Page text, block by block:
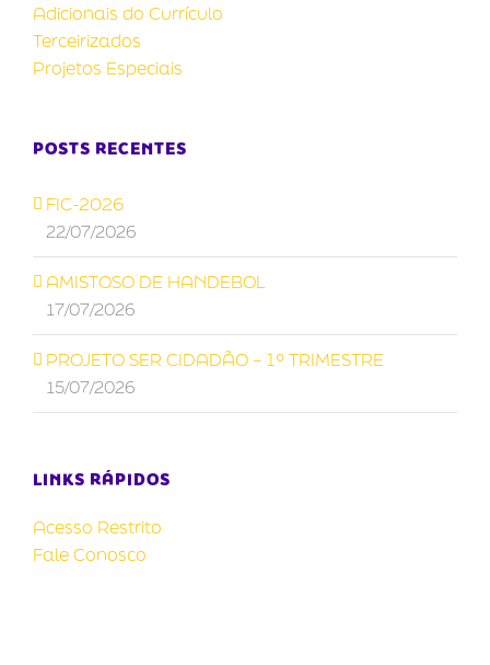
Adicionais do Currículo
Terceirizados
Projetos Especiais
POSTS RECENTES
FIC-2026
22/07/2026
AMISTOSO DE HANDEBOL
17/07/2026
PROJETO SER CIDADÃO – 1º TRIMESTRE
15/07/2026
LINKS RÁPIDOS
Acesso Restrito
Fale Conosco